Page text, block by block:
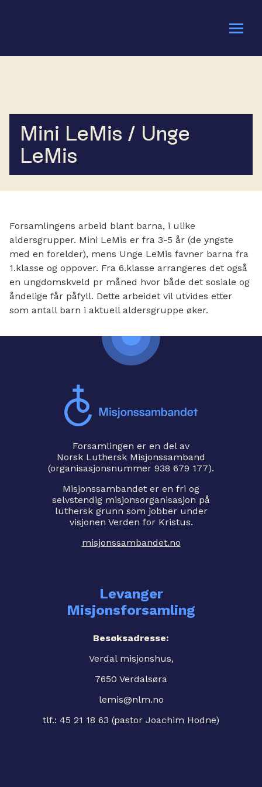
Kalender
Mini LeMis / Unge
LeMis
Forsamlingens arbeid blant barna, i ulike
aldersgrupper. Mini LeMis er fra 3-5 år (de yngste
med en forelder), mens Unge LeMis favner barna fra
1.klasse og oppover. Fra 6.klasse arrangeres det også
en ungdomskveld pr måned hvor både det sosiale og
åndelige får påfyll. Dette arbeidet vil utvides etter
som antall barn i aktuell aldersgruppe øker.
Forsamlingen er en del av
Norsk Luthersk Misjonssamband
(organisasjonsnummer 938 679 177).
Misjonssambandet er en fri og
selvstendig misjonsorganisasjon på
luthersk grunn som jobber under
visjonen Verden for Kristus.
misjonssambandet.no
Levanger
Misjonsforsamling
Besøksadresse:
Verdal misjonshus,
7650 Verdalsøra
lemis@nlm.no
tlf.: 45 21 18 63 (pastor Joachim Hodne)